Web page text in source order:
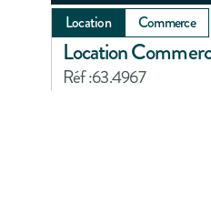
Location Commerce
Location
Réf :63.4967